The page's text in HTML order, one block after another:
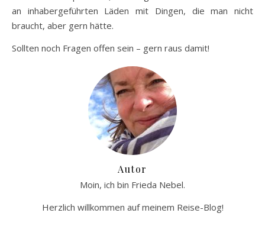
an inhabergeführten Läden mit Dingen, die man nicht
braucht, aber gern hätte.
Sollten noch Fragen offen sein – gern raus damit!
Autor
Moin, ich bin Frieda Nebel.
Herzlich willkommen auf meinem Reise-Blog!